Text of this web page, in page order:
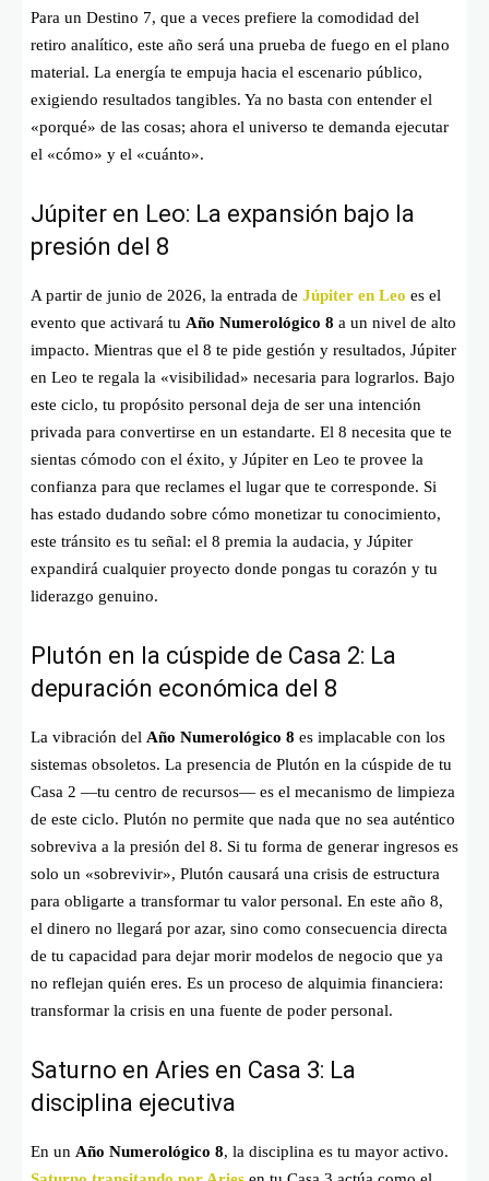
Para un Destino 7, que a veces prefiere la comodidad del
retiro analítico, este año será una prueba de fuego en el plano
material. La energía te empuja hacia el escenario público,
exigiendo resultados tangibles. Ya no basta con entender el
«porqué» de las cosas; ahora el universo te demanda ejecutar
el «cómo» y el «cuánto».
Júpiter en Leo: La expansión bajo la
presión del 8
A partir de junio de 2026, la entrada de Júpiter en Leo es el
evento que activará tu Año Numerológico 8 a un nivel de alto
impacto. Mientras que el 8 te pide gestión y resultados, Júpiter
en Leo te regala la «visibilidad» necesaria para lograrlos. Bajo
este ciclo, tu propósito personal deja de ser una intención
privada para convertirse en un estandarte. El 8 necesita que te
sientas cómodo con el éxito, y Júpiter en Leo te provee la
confianza para que reclames el lugar que te corresponde. Si
has estado dudando sobre cómo monetizar tu conocimiento,
este tránsito es tu señal: el 8 premia la audacia, y Júpiter
expandirá cualquier proyecto donde pongas tu corazón y tu
liderazgo genuino.
Plutón en la cúspide de Casa 2: La
depuración económica del 8
La vibración del Año Numerológico 8 es implacable con los
sistemas obsoletos. La presencia de Plutón en la cúspide de tu
Casa 2 —tu centro de recursos— es el mecanismo de limpieza
de este ciclo. Plutón no permite que nada que no sea auténtico
sobreviva a la presión del 8. Si tu forma de generar ingresos es
solo un «sobrevivir», Plutón causará una crisis de estructura
para obligarte a transformar tu valor personal. En este año 8,
el dinero no llegará por azar, sino como consecuencia directa
de tu capacidad para dejar morir modelos de negocio que ya
no reflejan quién eres. Es un proceso de alquimia financiera:
transformar la crisis en una fuente de poder personal.
Saturno en Aries en Casa 3: La
disciplina ejecutiva
En un Año Numerológico 8, la disciplina es tu mayor activo.